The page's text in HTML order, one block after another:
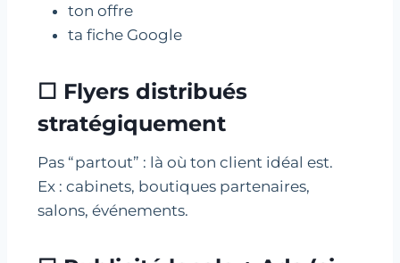
ton offre
ta fiche Google
☐ Flyers distribués
stratégiquement
Pas “partout” : là où ton client idéal est.
Ex : cabinets, boutiques partenaires,
salons, événements.